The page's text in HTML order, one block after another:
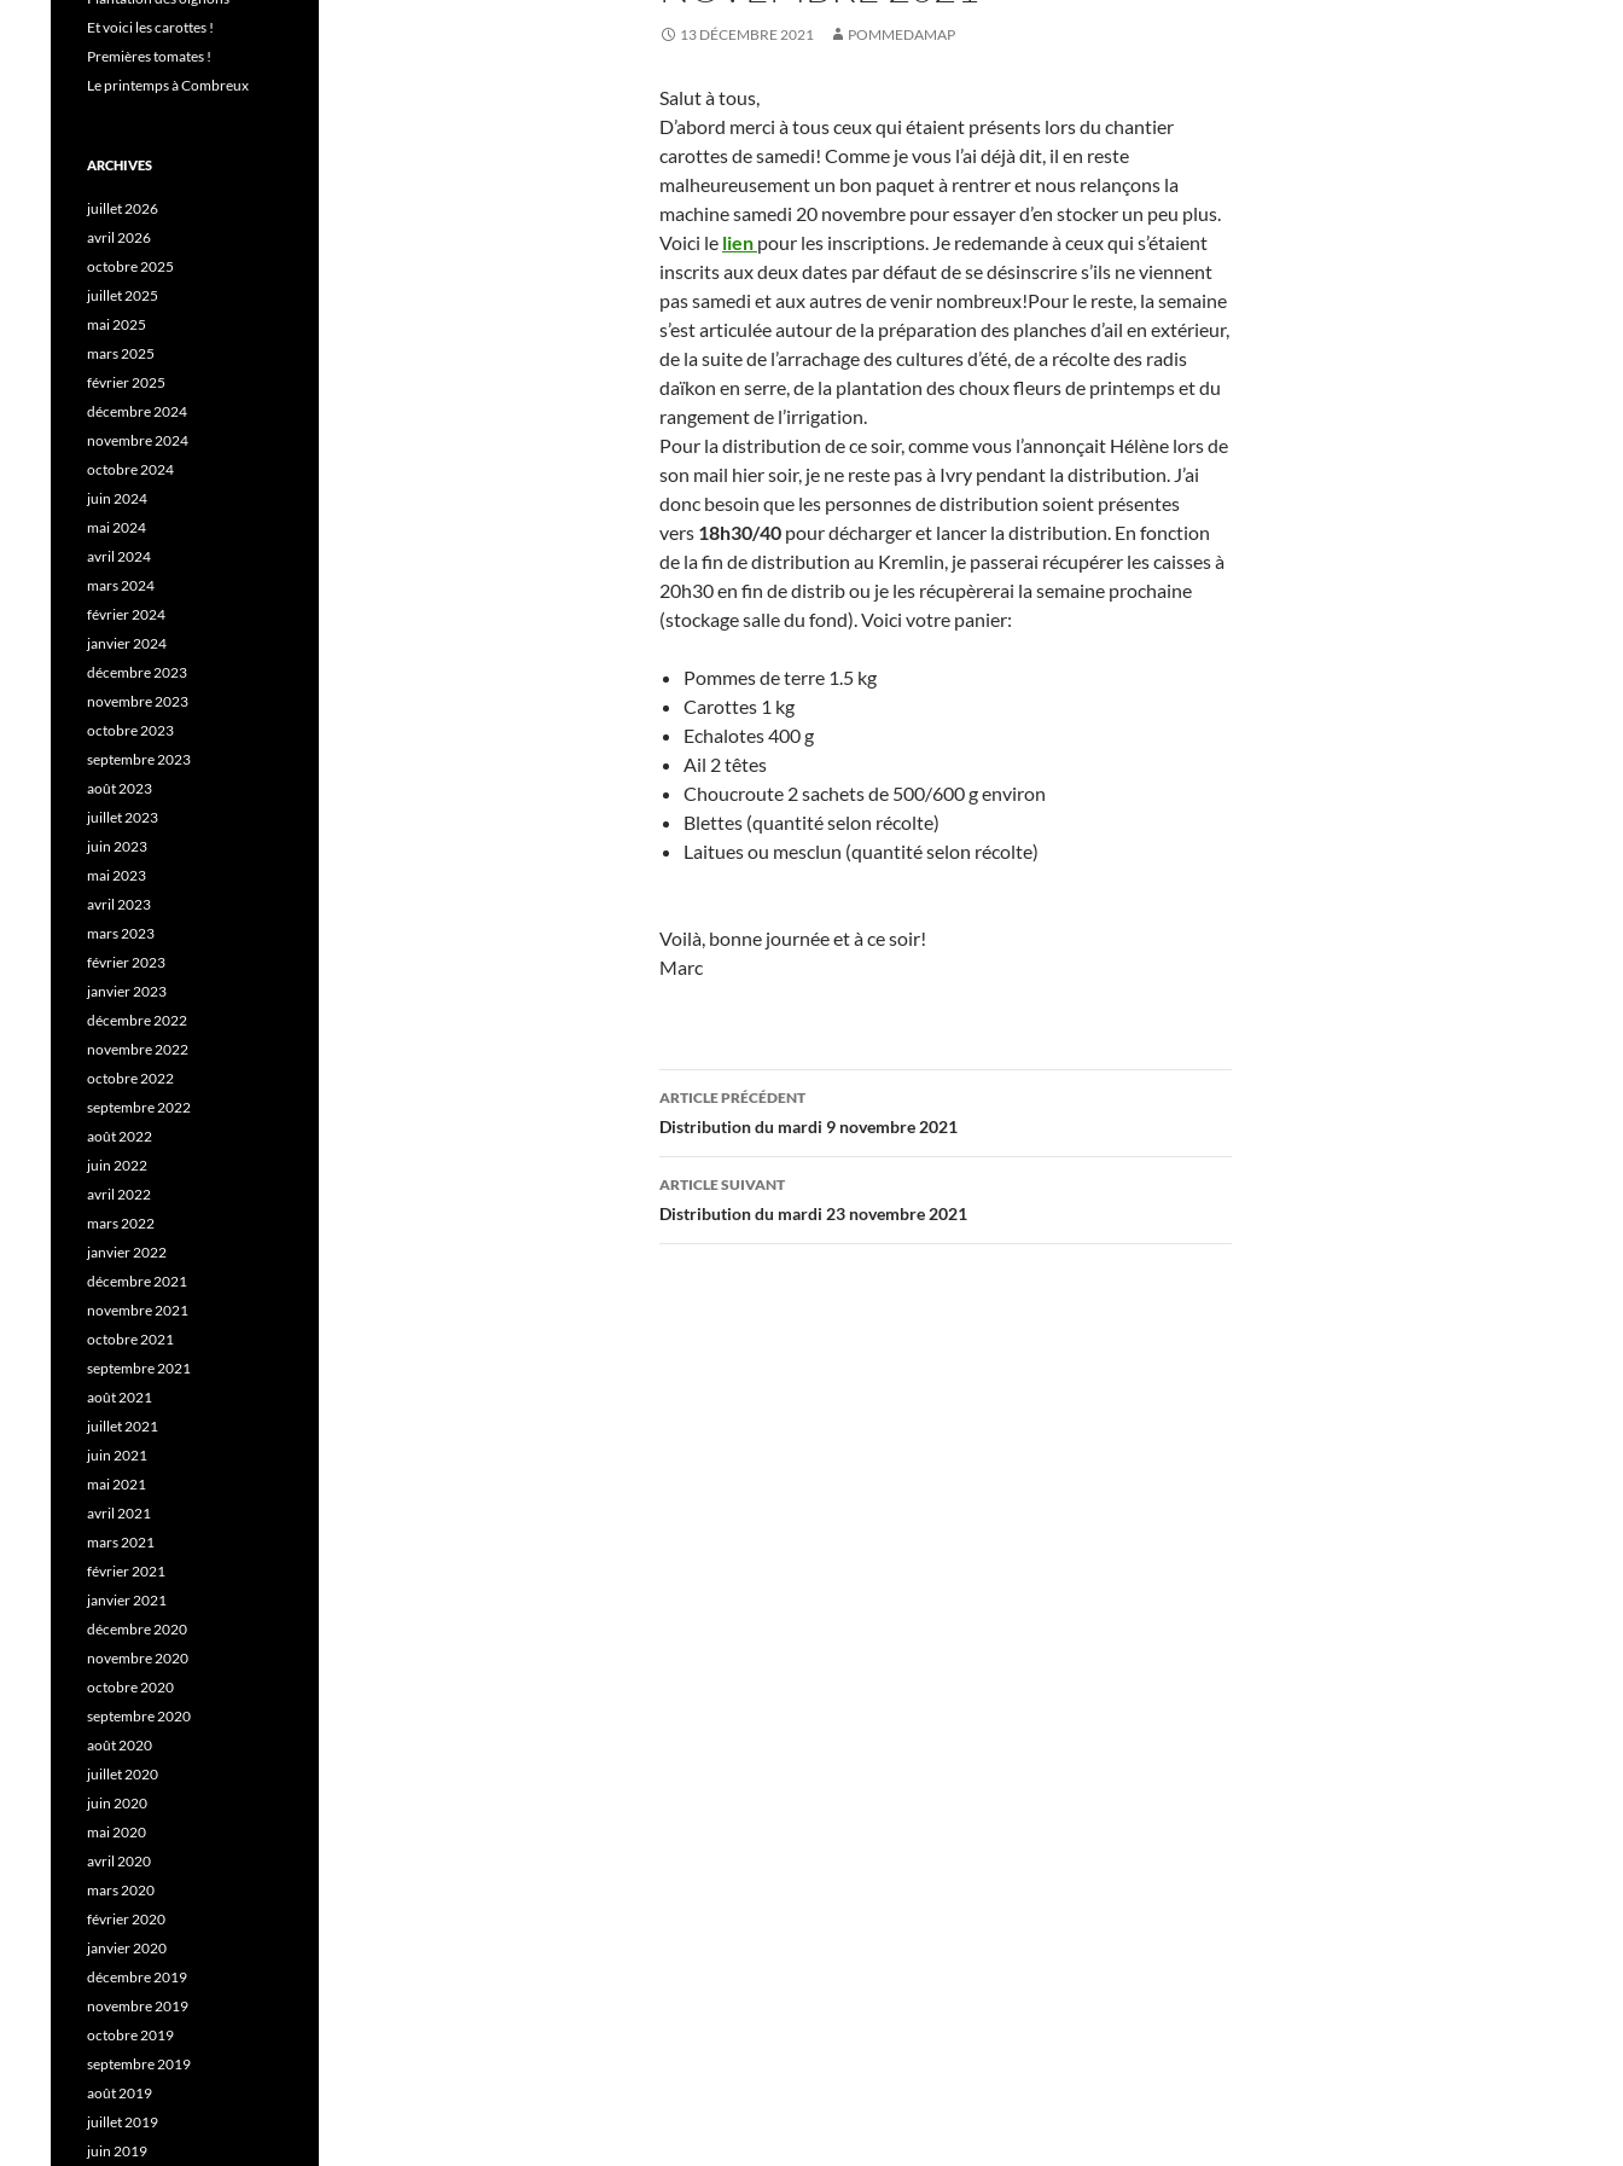
13 DÉCEMBRE 2021 POMMEDAMAP
Salut à tous,
D’abord merci à tous ceux qui étaient présents lors du chantier
carottes de samedi! Comme je vous l’ai déjà dit, il en reste
malheureusement un bon paquet à rentrer et nous relançons la
machine samedi 20 novembre pour essayer d’en stocker un peu plus.
Voici le lien pour les inscriptions. Je redemande à ceux qui s’étaient
inscrits aux deux dates par défaut de se désinscrire s’ils ne viennent
pas samedi et aux autres de venir nombreux!Pour le reste, la semaine
s’est articulée autour de la préparation des planches d’ail en extérieur,
de la suite de l’arrachage des cultures d’été, de a récolte des radis
daïkon en serre, de la plantation des choux fleurs de printemps et du
rangement de l’irrigation.
Pour la distribution de ce soir, comme vous l’annonçait Hélène lors de
son mail hier soir, je ne reste pas à Ivry pendant la distribution. J’ai
donc besoin que les personnes de distribution soient présentes
vers 18h30/40 pour décharger et lancer la distribution. En fonction
de la fin de distribution au Kremlin, je passerai récupérer les caisses à
20h30 en fin de distrib ou je les récupèrerai la semaine prochaine
(stockage salle du fond). Voici votre panier:
Pommes de terre 1.5 kg
Carottes 1 kg
Echalotes 400 g
Ail 2 têtes
Choucroute 2 sachets de 500/600 g environ
Blettes (quantité selon récolte)
Laitues ou mesclun (quantité selon récolte)
Voilà, bonne journée et à ce soir!
Marc
Navigation
des
articles
ARTICLE PRÉCÉDENT
Distribution du mardi 9 novembre 2021
ARTICLE SUIVANT
Distribution du mardi 23 novembre 2021
Et voici les carottes !
Premières tomates !
Le printemps à Combreux
ARCHIVES
juillet 2026
avril 2026
octobre 2025
juillet 2025
mai 2025
mars 2025
février 2025
décembre 2024
novembre 2024
octobre 2024
juin 2024
mai 2024
avril 2024
mars 2024
février 2024
janvier 2024
décembre 2023
novembre 2023
octobre 2023
septembre 2023
août 2023
juillet 2023
juin 2023
mai 2023
avril 2023
mars 2023
février 2023
janvier 2023
décembre 2022
novembre 2022
octobre 2022
septembre 2022
août 2022
juin 2022
avril 2022
mars 2022
janvier 2022
décembre 2021
novembre 2021
octobre 2021
septembre 2021
août 2021
juillet 2021
juin 2021
mai 2021
avril 2021
mars 2021
février 2021
janvier 2021
décembre 2020
novembre 2020
octobre 2020
septembre 2020
août 2020
juillet 2020
juin 2020
mai 2020
avril 2020
mars 2020
février 2020
janvier 2020
décembre 2019
novembre 2019
octobre 2019
septembre 2019
août 2019
juillet 2019
juin 2019